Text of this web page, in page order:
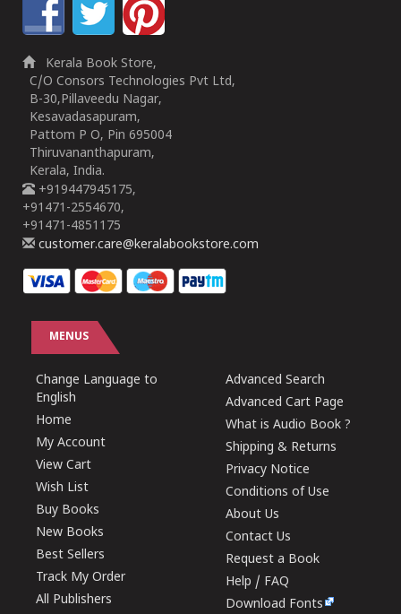
Kerala Book Store,
C/O Consors Technologies Pvt Ltd,
B-30,Pillaveedu Nagar,
Kesavadasapuram,
Pattom P O, Pin 695004
Thiruvananthapuram,
Kerala, India.
+919447945175,
+91471-2554670,
+91471-4851175
customer.care@keralabookstore.com
MENUS
Change Language to
English
Home
My Account
View Cart
Wish List
Buy Books
New Books
Best Sellers
Track My Order
All Publishers
Advanced Search
Advanced Cart Page
What is Audio Book ?
Shipping & Returns
Privacy Notice
Conditions of Use
About Us
Contact Us
Request a Book
Help / FAQ
Download Fonts